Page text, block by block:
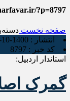
?p=8797
صفحه نخست
انتشار : 1400-10-07 - 15:53
کد خبر : 8797
استاندار اردبیل:
گمرک